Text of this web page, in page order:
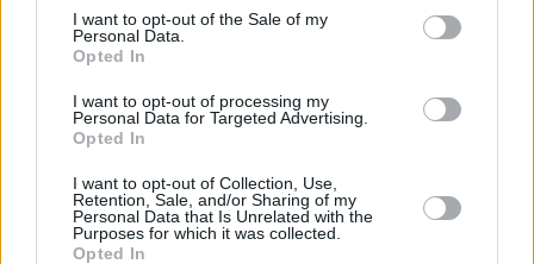
I want to opt-out of the Sale of my
Personal Data.
Opted In
I want to opt-out of processing my
Personal Data for Targeted Advertising.
Opted In
I want to opt-out of Collection, Use,
Retention, Sale, and/or Sharing of my
Personal Data that Is Unrelated with the
Purposes for which it was collected.
Opted In
Leicht
Aperol Spritz
Leicht